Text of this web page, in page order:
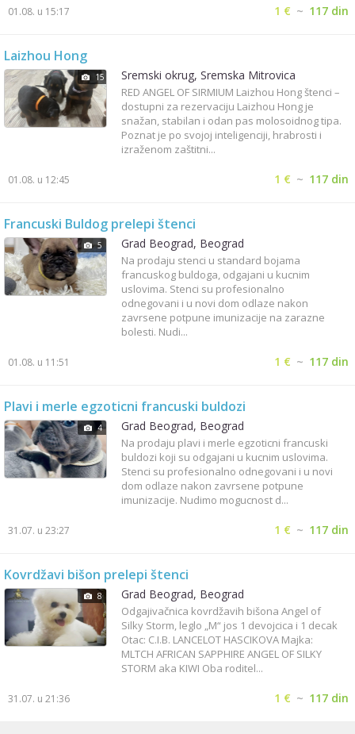
1 € ~ 117 din
01.08. u 15:17
Laizhou Hong
15 Sremski okrug, Sremska Mitrovica
RED ANGEL OF SIRMIUM Laizhou Hong štenci –
dostupni za rezervaciju Laizhou Hong je
snažan, stabilan i odan pas molosoidnog tipa.
Poznat je po svojoj inteligenciji, hrabrosti i
izraženom zaštitni...
1 € ~ 117 din
01.08. u 12:45
Francuski Buldog prelepi štenci
5 Grad Beograd, Beograd
Na prodaju stenci u standard bojama
francuskog buldoga, odgajani u kucnim
uslovima. Stenci su profesionalno
odnegovani i u novi dom odlaze nakon
zavrsene potpune imunizacije na zarazne
bolesti. Nudi...
1 € ~ 117 din
01.08. u 11:51
Plavi i merle egzoticni francuski buldozi
4 Grad Beograd, Beograd
Na prodaju plavi i merle egzoticni francuski
buldozi koji su odgajani u kucnim uslovima.
Stenci su profesionalno odnegovani i u novi
dom odlaze nakon zavrsene potpune
imunizacije. Nudimo mogucnost d...
1 € ~ 117 din
31.07. u 23:27
Kovrdžavi bišon prelepi štenci
8 Grad Beograd, Beograd
Odgajivačnica kovrdžavih bišona Angel of
Silky Storm, leglo „M“ jos 1 devojcica i 1 decak
Otac: C.I.B. LANCELOT HASCIKOVA Majka:
MLTCH AFRICAN SAPPHIRE ANGEL OF SILKY
STORM aka KIWI Oba roditel...
1 € ~ 117 din
31.07. u 21:36